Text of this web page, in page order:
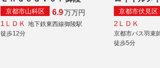
京都市山科区 6.9万万円
1ＬＤＫ
地下鉄東西線御陵駅
徒歩12分
京都市伏見区
2ＬＤＫ
京都市バス羽束
徒歩5分